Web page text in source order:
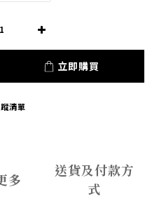
立即購買
清單
多
送貨及付款方
式